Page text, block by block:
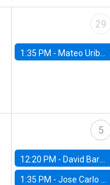
29
1:35 PM - Mateo Uribe-Castro, Universidad de los Andes (Colombia)
5
12:20 PM - David Bardey, Universidad de los Andes - CEDE
1:35 PM -Jose Carlo Bermudez, UC (ME) & World Bank